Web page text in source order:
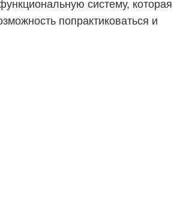
систему, которая
попрактиковаться и